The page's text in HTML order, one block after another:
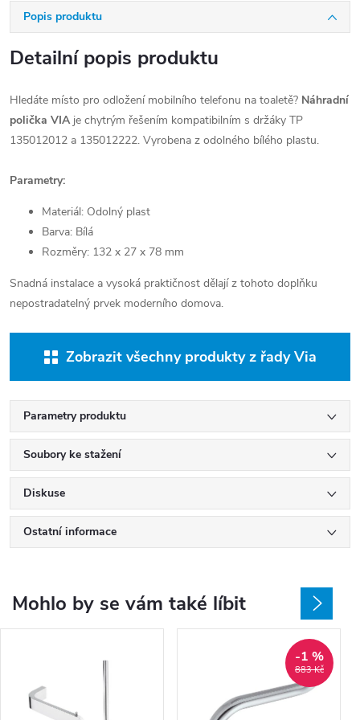
Popis produktu
Detailní popis produktu
Hledáte místo pro odložení mobilního telefonu na toaletě? Náhradní
polička VIAje chytrým řešením kompatibilním s držáky TP
135012012 a 135012222. Vyrobena z odolného bílého plastu.
Parametry:
Materiál: Odolný plast
Barva: Bílá
Rozměry: 132 x 27 x 78 mm
Snadná instalace a vysoká praktičnost dělají z tohoto doplňku
nepostradatelný prvek moderního domova.
Zobrazit všechny produkty z řady Via
Parametry produktu
Soubory ke stažení
Diskuse
Ostatní informace
Mohlo by se vám také líbit
883 Kč
-1 %